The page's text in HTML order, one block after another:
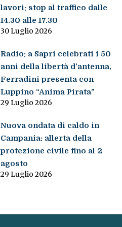
lavori: stop al traffico dalle
14.30 alle 17.30
30 Luglio 2026
Radio: a Sapri celebrati i 50
anni della libertà d’antenna,
Ferradini presenta con
Luppino “Anima Pirata”
29 Luglio 2026
Nuova ondata di caldo in
Campania: allerta della
protezione civile fino al 2
agosto
29 Luglio 2026